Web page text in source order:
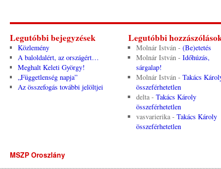
Legutóbbi bejegyzések
Közlemény
A baloldalért, az országért…
Meghalt Keleti György!
„Függetlenség napja”
Az összefogás további jelöltjei
Legutóbbi
Molnár István- (Be)etetés
Molnár István- Időhúzás,
sárgalap!
Molnár István- Takács
összeférhetetlen
delta- Takács Károly
összeférhetetlen
vasvarierika- Takács Károly
összeférhetetlen
MSZP Oroszlány